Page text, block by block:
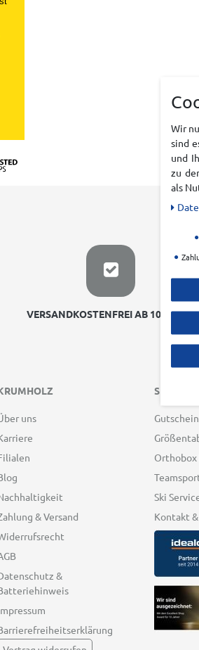
VERSANDKOSTENFREI AB 100 EURO
uns
& Versand
&
SERVICE
Orthobox
Ski
Kontakt &
Wir
sind
und
zu
als